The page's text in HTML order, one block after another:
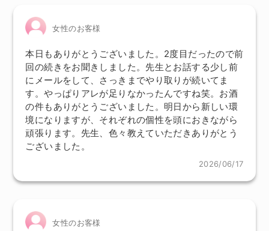
女性のお客様
本日もありがとうございました。2度目だったので前
回の続きをお聞きしました。先生とお話する少し前
にメールをして、さっきまでやり取りが続いてま
す。やっぱりアレが足りなかったんですね笑。お酒
の件もありがとうございました。明日から新しい環
境になりますが、それぞれの個性を頭におきながら
頑張ります。先生、色々教えていただきありがとう
ございました。
2026/06/17
女性のお客様